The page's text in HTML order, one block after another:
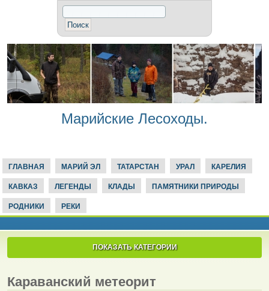
Марийские Лесоходы.
ГЛАВНАЯ МАРИЙ ЭЛ ТАТАРСТАН УРАЛ КАРЕЛИЯ
КАВКАЗ ЛЕГЕНДЫ КЛАДЫ ПАМЯТНИКИ ПРИРОДЫ
РОДНИКИ РЕКИ
ПОКАЗАТЬ КАТЕГОРИИ
Караванский метеорит